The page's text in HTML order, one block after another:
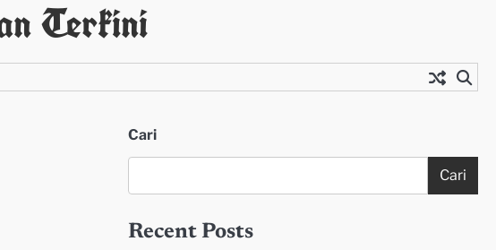
Terkini
Cari
Cari
Recent Posts